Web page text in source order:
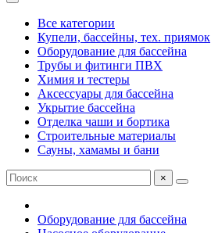
Все категории
Купели, бассейны, тех. приямок
Оборудование для бассейна
Трубы и фитинги ПВХ
Химия и тестеры
Аксессуары для бассейна
Укрытие бассейна
Отделка чаши и бортика
Строительные материалы
Сауны, хамамы и бани
×
Оборудование для бассейна